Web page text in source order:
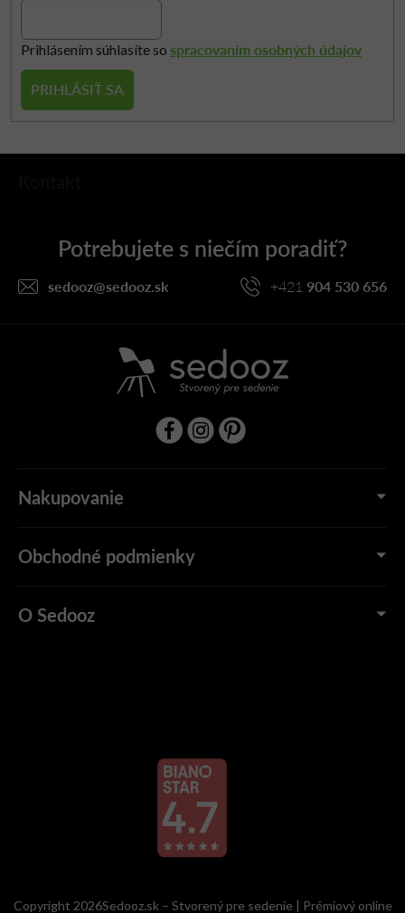
Prihlásením súhlasíte so spracovaním osobných údajov
PRIHLÁSIŤ SA
Z
sedooz@sedooz.sk +421 904 530 656
Nakupovanie
Obchodné podmienky
O Sedooz
Copyright 2026Sedooz.sk – Stvorený pre sedenie | Prémiový online